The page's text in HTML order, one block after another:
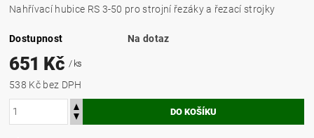
Nahřívací hubice RS 3-50 pro strojní řezáky a řezací strojky
Dostupnost Na dotaz
651 Kč / ks
538 Kč bez DPH